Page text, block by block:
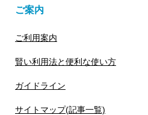
ご案内
ご利用案内
賢い利用法と便利な使い方
ガイドライン
サイトマップ(記事一覧)